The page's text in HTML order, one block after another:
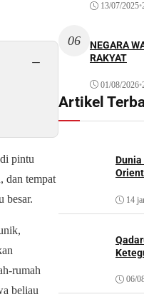
−
pintu
dan tempat
besar.
rumah
beliau
13/07/2025•
06
NEGARA
RAKYAT
01/08/2026•
Artikel
14
06/